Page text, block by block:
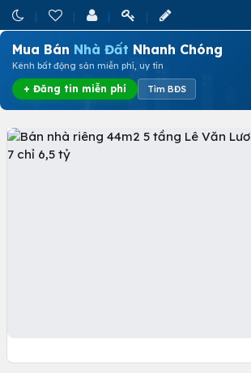
Mua Bán Nhà Đất Nhanh Chóng
Kênh bất động sản miễn phí, uy tín
+ Đăng tin miễn phí Tìm BĐS